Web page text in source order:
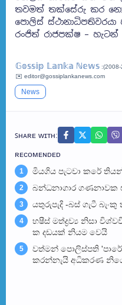
තවමත් තක්සේරු කර
පොලිස් ස්ථානාධිපතිවරයා
රංජිත් රාජපක්ෂ – හැටන්
𝔾𝕠𝕤𝕤𝕚𝕡 𝕃𝕒𝕟𝕜𝕒 ℕ𝕖𝕨𝕤
✉️ editor@gossiplankanews.com
News
ꜱʜᴀʀᴇ ᴡɪᴛʜ:
ʀᴇᴄᴏᴍᴇɴᴅᴇᴅ
1 මියගිය පැටවා කරේ
2 බන්ධනාගාර ගණනාවක
3 යතුරුපැදි -බස් ගැටී
4
හෂීස් මත්ද්‍රව්‍ය නිසා
ක දඩයක් නියම වෙයි
5
වත්මන් පොලිස්පති 'පාරේ
කරන්නැයි අධිකරණ